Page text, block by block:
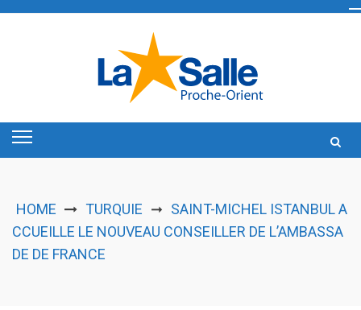
HOME TURQUIE ➞ SAINT-MICHEL ISTANBUL A
CCUEILLE LE NOUVEAU CONSEILLER DE L’AMBASSA
DE DE FRANCE